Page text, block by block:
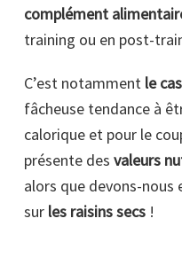
complément
training ou en post-
C’est notamment le
fâcheuse tendance à
calorique et pour le
présente des valeurs
alors que devons-nous
sur les raisins secs !